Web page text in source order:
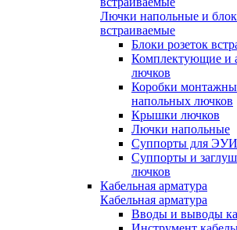
Лючки напольные и
встраиваемые
Блоки розеток
Комплектующие и
лючков
Коробки
напольных лючков
Крышки лючков
Лючки напольные
Суппорты для ЭУИ
Суппорты и
лючков
Кабельная арматура
Кабельная арматура
Вводы и выводы